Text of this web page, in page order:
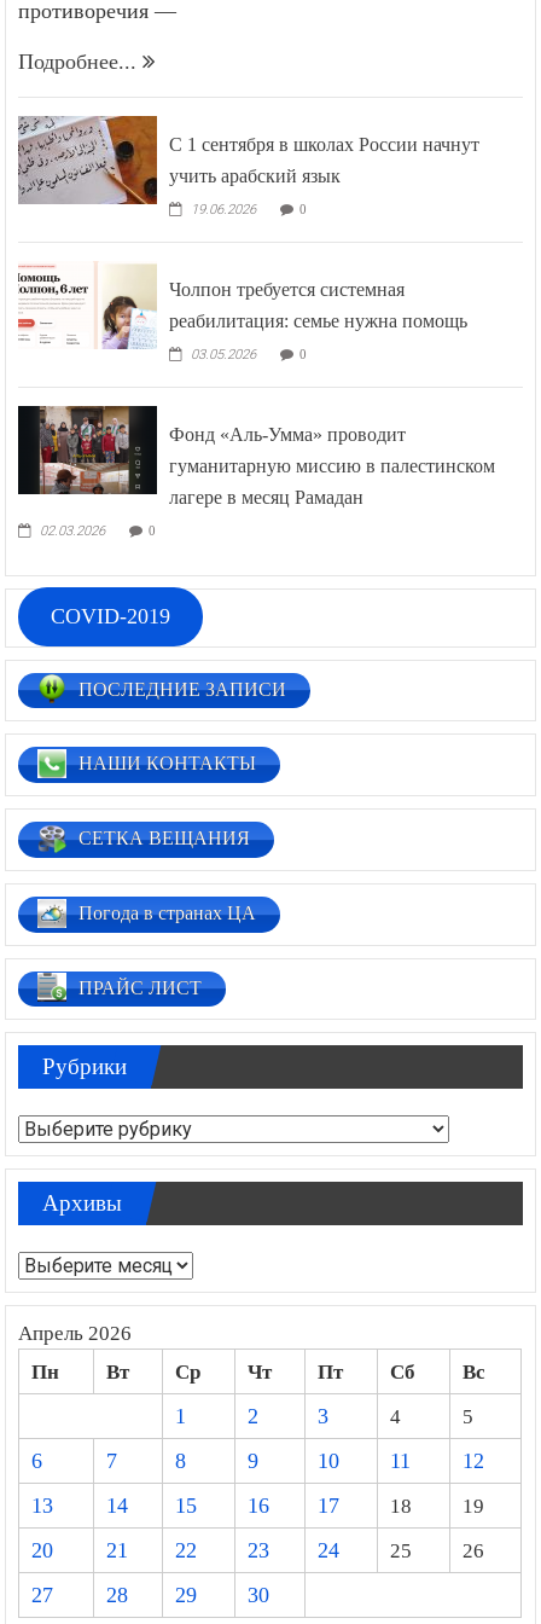
противоречия —
Подробнее...
С 1 сентября в школах России начнут
учить арабский язык
19.06.2026 0
Чолпон требуется системная
реабилитация: семье нужна помощь
03.05.2026 0
Фонд «Аль-Умма» проводит
гуманитарную миссию в палестинском
лагере в месяц Рамадан
02.03.2026 0
COVID-2019
ПОСЛЕДНИЕ ЗАПИСИ
НАШИ КОНТАКТЫ
СЕТКА ВЕЩАНИЯ
Погода в странах ЦА
ПРАЙС ЛИСТ
Рубрики
Рубрики
Архивы
Архивы
Апрель 2026
Пн Вт Ср Чт Пт Сб
Вс
1
2 3 4
5
6
7 8 9 10 11
12
13
14 15 16 17 18
19
20
21 22 23 24 25
26
27
28 29 30